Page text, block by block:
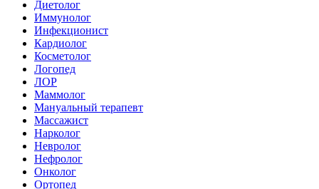
Диетолог
Иммунолог
Инфекционист
Кардиолог
Косметолог
Логопед
ЛОР
Маммолог
Мануальный терапевт
Массажист
Нарколог
Невролог
Нефролог
Онколог
Ортопед